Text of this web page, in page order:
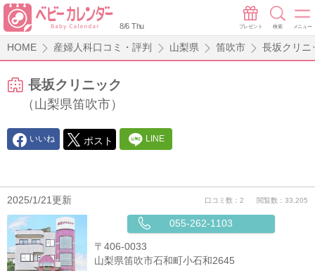
8/6 Thu プレゼント 検索 メニュー
HOME 産婦人科口コミ・評判 山梨県 笛吹市 長坂クリニ
長坂クリニック
（山梨県笛吹市）
いいね ポスト LINE
2025/1/21更新 口コミ数：2 閲覧数：33,205
055-262-1103
〒406-0033
山梨県笛吹市石和町小石和2645